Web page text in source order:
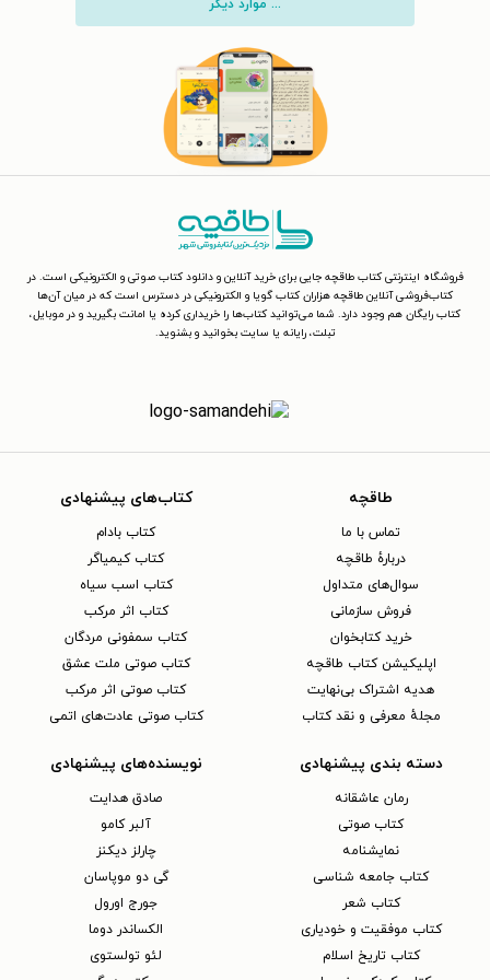
... موارد دیگر
فروشگاه اینترنتی کتاب طاقچه جایی برای خرید آنلاین و دانلود کتاب صوتی و الکترونیکی است. در
کتاب‌فروشی آنلاین طاقچه هزاران کتاب گویا و الکترونیکی در دسترس است که در میان آن‌ها
کتاب رایگان هم وجود دارد. شما می‌توانید کتاب‌ها را خریداری کرده یا امانت بگیرید و در موبایل،
تبلت، رایانه یا سایت بخوانید و بشنوید.
طاقچه
تماس با ما
دربارهٔ طاقچه
سوال‌های متداول
فروش سازمانی
خرید کتابخوان
اپلیکیشن کتاب طاقچه
هدیه اشتراک بی‌نهایت
مجلهٔ معرفی و نقد کتاب
کتاب‌های پیشنهادی
کتاب بادام
کتاب کیمیاگر
کتاب اسب سیاه
کتاب اثر مرکب
کتاب سمفونی مردگان
کتاب صوتی ملت عشق
کتاب صوتی اثر مرکب
کتاب صوتی عادت‌های اتمی
دسته بندی پیشنهادی
رمان عاشقانه
کتاب‌ صوتی
نمایشنامه
کتاب جامعه شناسی
کتاب شعر
کتاب موفقیت و خودیاری
کتاب تاریخ اسلام
نویسنده‌های پیشنهادی
صادق هدایت
آلبر کامو
چارلز دیکنز
گی دو موپاسان
جورج اورول
الکساندر دوما
لئو تولستوی